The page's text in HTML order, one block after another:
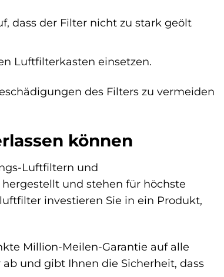
dass der Filter nicht zu stark geölt
Luftfilterkasten einsetzen.
des Filters zu vermeiden
können
Luftfiltern und
und stehen für höchste
investieren Sie in ein Produkt,
Million-Meilen-Garantie auf alle
und gibt Ihnen die Sicherheit, dass